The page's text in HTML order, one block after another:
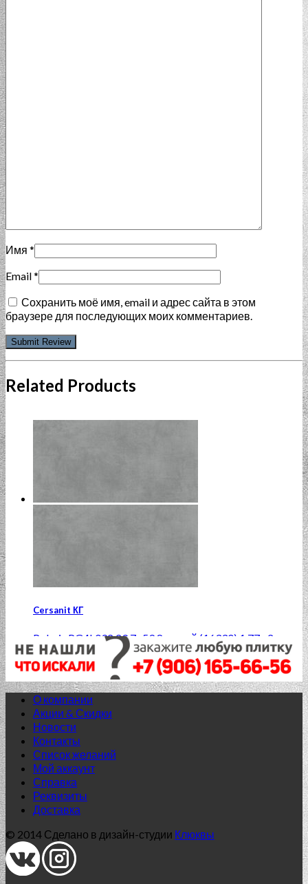
Имя *
Email*
Сохранить моё имя, email и адрес сайта в этом
браузере для последующих моих комментариев.
Related Products
Cersanit КГ
Polaris PG4L092 29.7×59.8 серый (16330) 1,77м2
1 414.00 ₽
Добавить в список желаний
Нет в наличии
О компании
Акции & Скидки
Новости
Контакты
Список желаний
Мой аккаунт
Справка
Реквизиты
Доставка
© 2014 Сделано в дизайн-студии Клюквы